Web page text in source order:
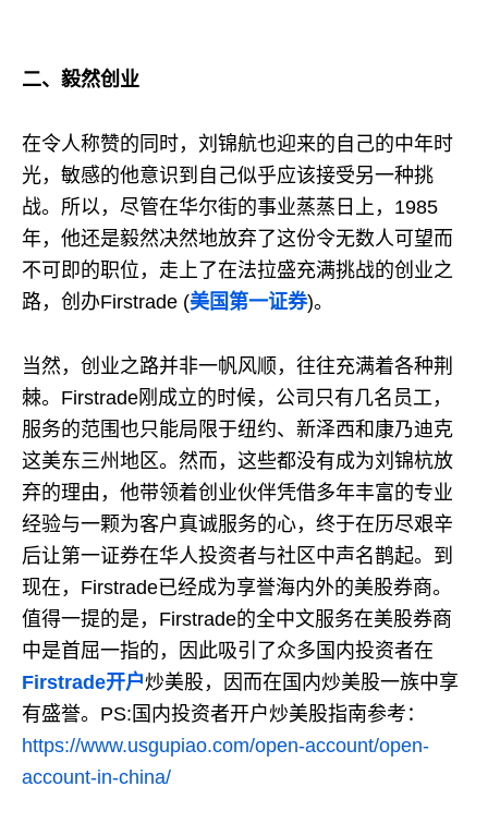
二、毅然创业
在令人称赞的同时，刘锦航也迎来的自己的中年时
光，敏感的他意识到自己似乎应该接受另一种挑
战。所以，尽管在华尔街的事业蒸蒸日上，1985
年，他还是毅然决然地放弃了这份令无数人可望而
不可即的职位，走上了在法拉盛充满挑战的创业之
路，创办Firstrade (美国第一证券)。
当然，创业之路并非一帆风顺，往往充满着各种荆
棘。Firstrade刚成立的时候，公司只有几名员工，
服务的范围也只能局限于纽约、新泽西和康乃迪克
这美东三州地区。然而，这些都没有成为刘锦杭放
弃的理由，他带领着创业伙伴凭借多年丰富的专业
经验与一颗为客户真诚服务的心，终于在历尽艰辛
后让第一证券在华人投资者与社区中声名鹊起。到
现在，Firstrade已经成为享誉海内外的美股券商。
值得一提的是，Firstrade的全中文服务在美股券商
中是首屈一指的，因此吸引了众多国内投资者在
Firstrade开户炒美股，因而在国内炒美股一族中享
有盛誉。PS:国内投资者开户炒美股指南参考：
https://www.usgupiao.com/open-account/open-
account-in-china/